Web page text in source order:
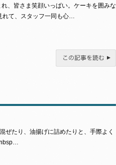
、皆さま笑顔いっぱい。ケーキを囲みな
れて、スタッフ一同も心…
ぜたり、油揚げに詰めたりと、手際よく